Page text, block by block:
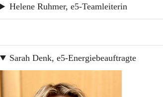
Helene Ruhmer, e5-Teamleiterin
Sarah Denk, e5-Energiebeauftragte